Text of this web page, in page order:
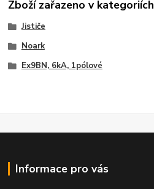
Zboží zařazeno v kategoriích
Jističe
Noark
Ex9BN, 6kA, 1pólové
Informace pro vás